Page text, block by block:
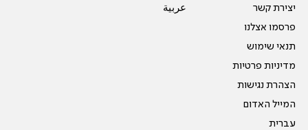
יצירת קשר
פרסמו אצלנו
תנאי שימוש
מדיניות פרטיות
הצהרת נגישות
המייל האדום
עברית
عربية